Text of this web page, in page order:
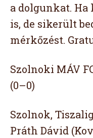
a dolgunkat.
is, de sikerült
mérkőzést.
Szolnoki MÁV
(0–0)
Szolnok,
Práth Dávid